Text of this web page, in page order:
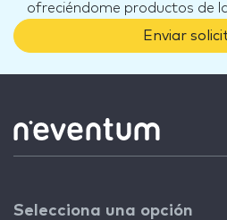
ofreciéndome productos de
Enviar
Selecciona una opción